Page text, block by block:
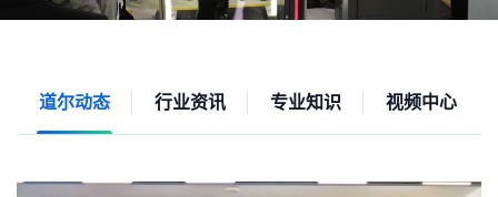
道尔动态 行业资讯 专业知识 视频中心